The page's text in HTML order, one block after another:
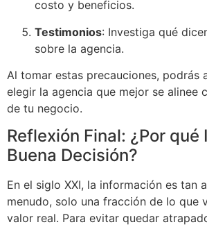
costo y beneficios.
Testimonios: Investiga qué
sobre la agencia.
Al tomar estas precauciones, podrás
elegir la agencia que mejor se alinee
de tu negocio.
Reflexión Final: ¿Por qué
Buena Decisión?
En el siglo XXI, la información es tan
menudo, solo una fracción de lo que
valor real. Para evitar quedar